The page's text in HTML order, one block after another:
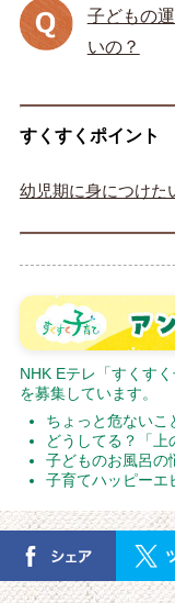
子どもの
いの？
すくすくポイント
幼児期に身につけた
NHK Eテレ「すくす
を募集しています。
ちょっと危ないこ
どうしてる？「上
子どものお風呂の
子育てハッピーエ